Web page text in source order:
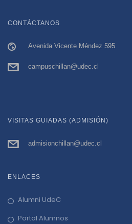
CONTÁCTANOS
Avenida Vicente Méndez 595
campuschillan@udec.cl
VISITAS GUIADAS (ADMISIÓN)
admisionchillan@udec.cl
ENLACES
Alumni UdeC
Portal Alumnos